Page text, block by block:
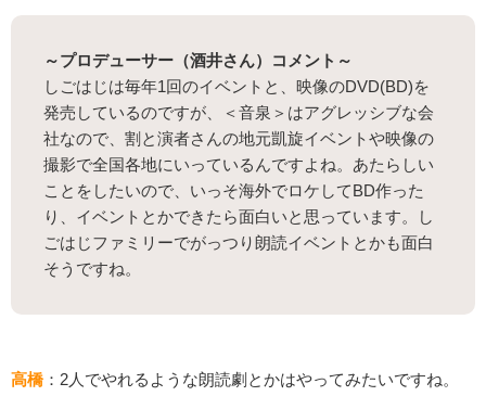
～プロデューサー（酒井さん）コメント～
しごはじは毎年1回のイベントと、映像のDVD(BD)を
発売しているのですが、＜音泉＞はアグレッシブな会
社なので、割と演者さんの地元凱旋イベントや映像の
撮影で全国各地にいっているんですよね。あたらしい
ことをしたいので、いっそ海外でロケしてBD作った
り、イベントとかできたら面白いと思っています。し
ごはじファミリーでがっつり朗読イベントとかも面白
そうですね。
高橋 ：2人でやれるような朗読劇とかはやってみたいですね。